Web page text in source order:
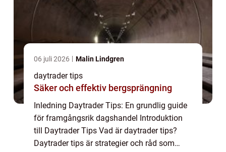
06 juli 2026 Malin Lindgren
daytrader tips
Säker och effektiv bergsprängning
Inledning Daytrader Tips: En grundlig guide
för framgångsrik dagshandel Introduktion
till Daytrader Tips Vad är daytrader tips?
Daytrader tips är strategier och råd som